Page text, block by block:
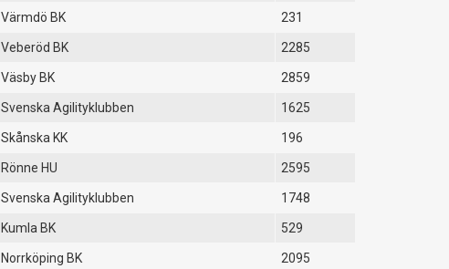
Värmdö BK 231
Veberöd BK 2285
Väsby BK 2859
Svenska Agilityklubben 1625
Skånska KK 196
Rönne HU 2595
Svenska Agilityklubben 1748
Kumla BK 529
Norrköping BK 2095